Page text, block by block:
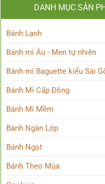
DANH MỤC SẢN
Bánh Lạnh
Bánh mì Âu - Men tự nhiên
Bánh mì Baguette kiểu Sài
Bánh Mì Cấp Đông
Bánh Mì Mềm
Bánh Ngàn Lớp
Bánh Ngọt
Bánh Theo Mùa